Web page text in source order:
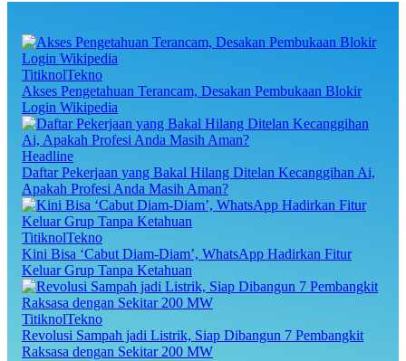
TitiknolTekno
Akses Pengetahuan Terancam, Desakan Pembukaan Blokir
Login Wikipedia
Headline
Daftar Pekerjaan yang Bakal Hilang Ditelan Kecanggihan Ai,
Apakah Profesi Anda Masih Aman?
TitiknolTekno
Kini Bisa ‘Cabut Diam-Diam’, WhatsApp Hadirkan Fitur
Keluar Grup Tanpa Ketahuan
TitiknolTekno
Revolusi Sampah jadi Listrik, Siap Dibangun 7 Pembangkit
Raksasa dengan Sekitar 200 MW